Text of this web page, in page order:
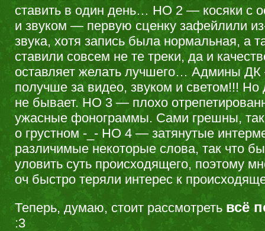
ставить в один день… НО 2 — косяки с
и звуком — первую сценку зафейлили
звука, хотя запись была нормальная, а
ставили совсем не те треки, да и
оставляет желать лучшего… Админы
получше за видео, звуком и светом!!!
не бывает. НО 3 — плохо
ужасные фонограммы. Сами грешны, так
о грустном -_- НО 4 — затянутые
различимые некоторые слова, так что
уловить суть происходящего, поэтому
оч быстро теряли интерес к
Теперь, думаю, стоит рассмотреть всё
:3